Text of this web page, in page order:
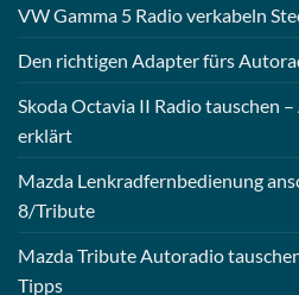
VW Gamma 5 Radio verkabeln
Den richtigen Adapter fürs
Skoda Octavia II Radio tauschen
erklärt
Mazda Lenkradfernbedienung
8/Tribute
Mazda Tribute Autoradio
Tipps